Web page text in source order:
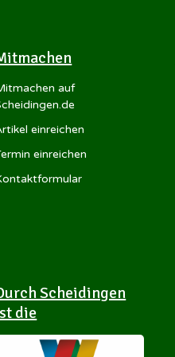
auf
einreichen
einreichen
Scheidingen
die